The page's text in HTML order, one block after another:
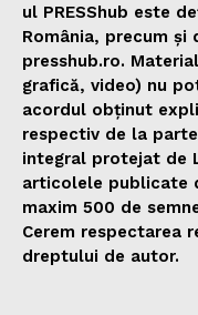
ul PRESShub este
România, precum și
presshub.ro.
grafică, video) nu
acordul obținut
respectiv de la
integral protejat de
articolele publicate
maxim 500 de
Cerem respectarea
dreptului de autor.